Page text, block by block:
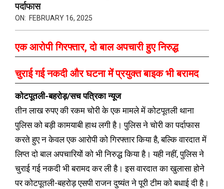
पर्दाफास
ON: FEBRUARY 16, 2025
एक आरोपी गिरफ्तार, दो बाल अपचारी हुए निरुद्ध
चुराई गई नकदी और घटना में प्रयुक्त बाइक भी बरामद
कोटपूतली-बहरोड़/सच पत्रिका न्यूज
तीन लाख रुपए की रकम चोरी के एक मामले में कोटपूतली थाना
पुलिस को बड़ी कामयाबी हाथ लगी है। पुलिस ने चोरी का पर्दाफास
करते हुए न केवल एक आरोपी को गिरफ्तार किया है, बल्कि वारदात में
लिप्त दो बाल अपचारियों को भी निरुद्ध किया है। यही नहीं, पुलिस ने
चुराई गई नकदी भी बरामद कर ली है। इस वारदात का खुलासा होने
पर कोटपूतली-बहरोड़ एसपी राजन दुष्यंत ने पूरी टीम को बधाई दी है।